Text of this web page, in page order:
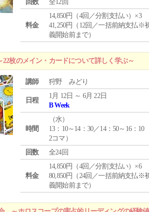
回数
全12回
料金
14,850円（4回／分割支払い）×3
41,250円（12回／一括前納支払※
義開始前まで）
枚のメイン・カードについて詳しく学ぶ～
講師 狩野 みどり
日程
1月 12日 ～ 6月 22日
B Week
時間
（水）
13：10～14：30／14：50～16：10
2コマ）
回数
全24回
料金
14,850円（4回／分割支払い）×6
80,850円（24回／一括前納支払※
義開始前まで）